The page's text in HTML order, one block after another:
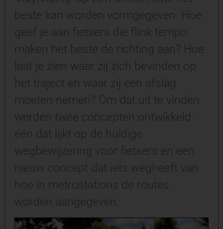
beste kan worden vormgegeven. Hoe
geef je aan fietsers die flink tempo
maken het beste de richting aan? Hoe
laat je zien waar zij zich bevinden op
het traject en waar zij een afslag
moeten nemen? Om dat uit te vinden
werden twee concepten ontwikkeld:
één dat lijkt op de huidige
wegbewijzering voor fietsers en een
nieuw concept dat iets wegheeft van
hoe in metrostations de routes
worden aangegeven.